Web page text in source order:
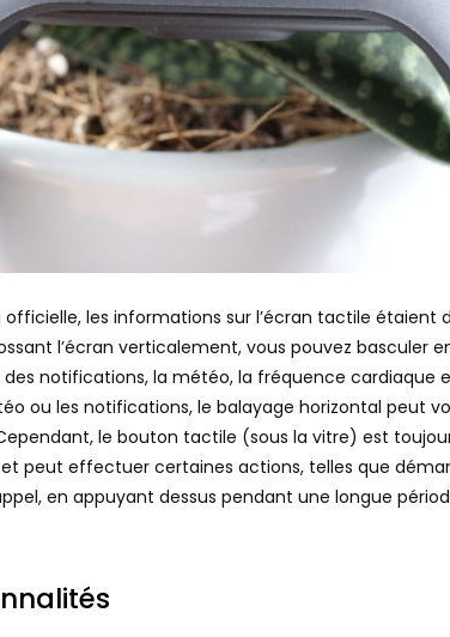
les informations sur l’écran tactile étaient
l’écran verticalement, vous pouvez basculer
des notifications, la météo, la fréquence cardiaque
ou les notifications, le balayage horizontal peut
le bouton tactile (sous la vitre) est
et peut effectuer certaines actions, telles que
en appuyant dessus pendant une longue